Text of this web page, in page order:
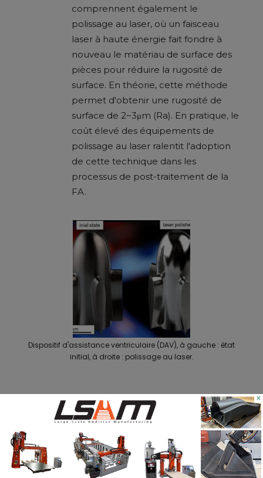
comprennent également le
polissage au laser, où un faisceau
laser à haute énergie fait fondre à
nouveau le matériau de surface des
pièces pour réduire la rugosité de
surface. En théorie, cette méthode
permet d'obtenir une rugosité de
surface de 2~3μm (Ra). En pratique, le
coût élevé des équipements de
polissage au laser ralentit l'adoption
de cette technique dans les
processus de post-traitement de la
FA.
Dispositif d'assistance ventriculaire (DAV), à gauche : état
initial, à droite : polissage au laser.
Le polissage chimiquepeut également
réduire la rugosité de surface d'une pièce
donnée à 0,2~1μm.
Legrattage et le culbutagesont similaires au
ponçage dans la mesure où des particules
×